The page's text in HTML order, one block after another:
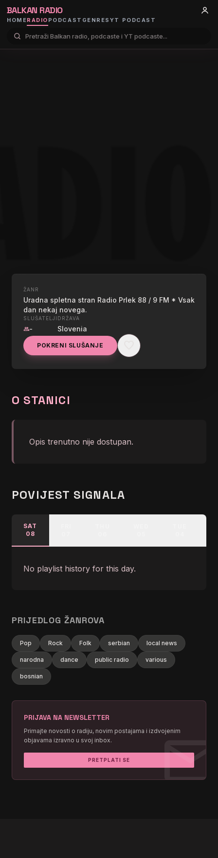
BALKAN RADIO
HOMERADIO PODCAST GENRES YT PODCAST
UŽIVO
RADIO PRLEK
graphic_eq
naj ti jutro zadisi po dobri kavi -
wild nature
ŽANR
Uradna spletna stran Radio Prlek 88 / 9 FM * Vsak
dan nekaj novega.
SLUŠATELJI
group-
DRŽAVA
Slovenia
POKRENI SLUŠANJE
O STANICI
Opis trenutno nije dostupan.
POVIJEST SIGNALA
SAT
08
No playlist history for this day.
PRIJEDLOG ŽANROVA
Pop Rock Folk serbian local news
narodna dance public radio various
bosnian
PRIJAVA NA NEWSLETTER
Primajte novosti o radiju, novim postajama i izdvojenim
objavama izravno u svoj inbox.
PRETPLATI SE